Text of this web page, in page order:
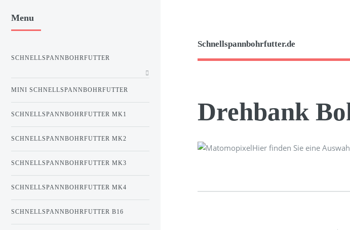
Schnellspannbohrfutter.de
Drehbank
Hier finden Sie eine
Menu
SCHNELLSPANNBOHRFUTTER
MINI SCHNELLSPANNBOHRFUTTER
SCHNELLSPANNBOHRFUTTER MK1
SCHNELLSPANNBOHRFUTTER MK2
SCHNELLSPANNBOHRFUTTER MK3
SCHNELLSPANNBOHRFUTTER MK4
SCHNELLSPANNBOHRFUTTER B16